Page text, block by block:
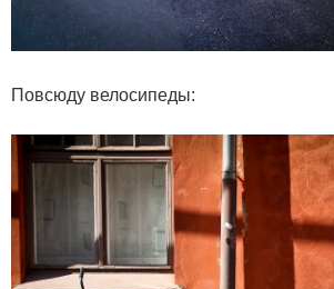
Повсюду велосипеды: